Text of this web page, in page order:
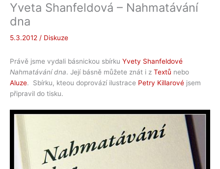
Yveta Shanfeldová – Nahmatávání
dna
5.3.2012 / Diskuze
Právě jsme vydali básnickou sbírku Yvety Shanfeldové
Nahmatávání dna. Její básně můžete znát i z Textů nebo
Aluze. Sbírku, kteou doprovází ilustrace Petry Killarové jsem
připravil do tisku.